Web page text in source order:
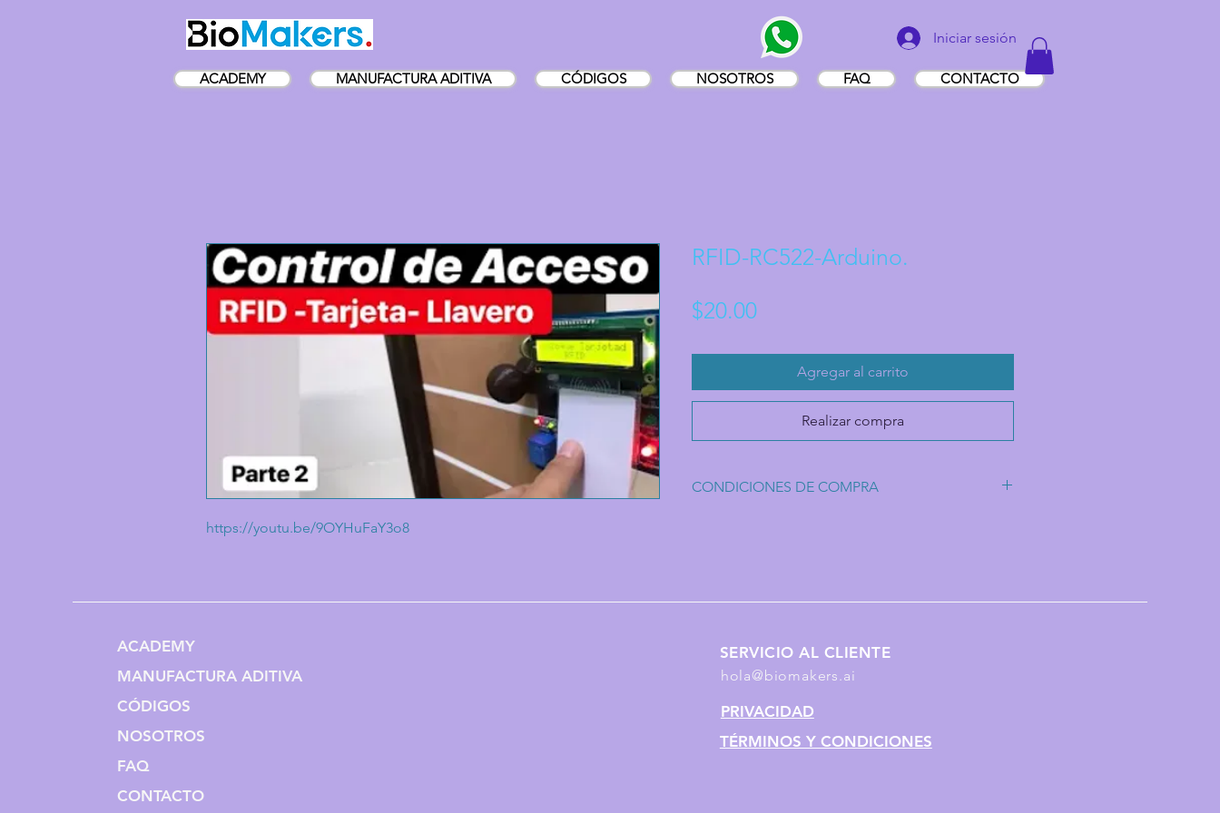
Iniciar sesión
ACADEMY MANUFACTURA ADITIVA CÓDIGOS NOSOTROS FAQ CONTACTO
https://youtu.be/9OYHuFaY3o8
RFID-RC522-Arduino.
$20.00Precio
Agregar al carrito
Realizar compra
CONDICIONES DE COMPRA
ACADEMY
MANUFACTURA ADITIVA
CÓDIGOS
NOSOTROS
FAQ
CONTACTO
SERVICIO AL CLIENTE
hola@biomakers.ai
PRIVACIDAD
TÉRMINOS Y CONDICIONES